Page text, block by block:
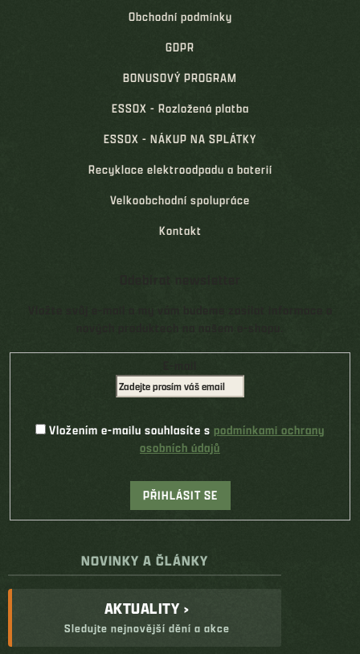
Obchodní podmínky
GDPR
BONUSOVÝ PROGRAM
ESSOX - Rozložená platba
ESSOX - NÁKUP NA SPLÁTKY
Recyklace elektroodpadu a baterií
Velkoobchodní spolupráce
Kontakt
Vložením e-mailu souhlasíte s podmínkami ochrany
osobních údajů
PŘIHLÁSIT SE
NOVINKY A ČLÁNKY
AKTUALITY ›
Sledujte nejnovější dění a akce